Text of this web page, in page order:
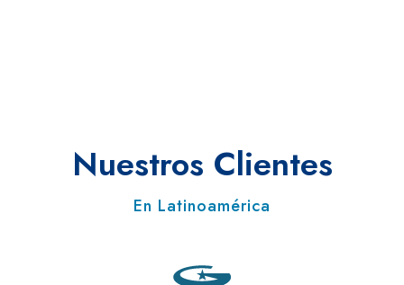
Nuestros Clientes
En Latinoamérica